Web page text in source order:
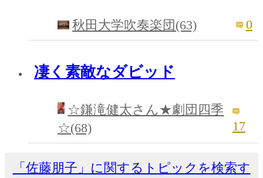
秋田大学吹奏楽団(63) 0
凄く素敵なダビッド
☆鎌滝健太さん★劇団四季
☆(68)
17
「佐藤朋子」に関するトピックを検索す